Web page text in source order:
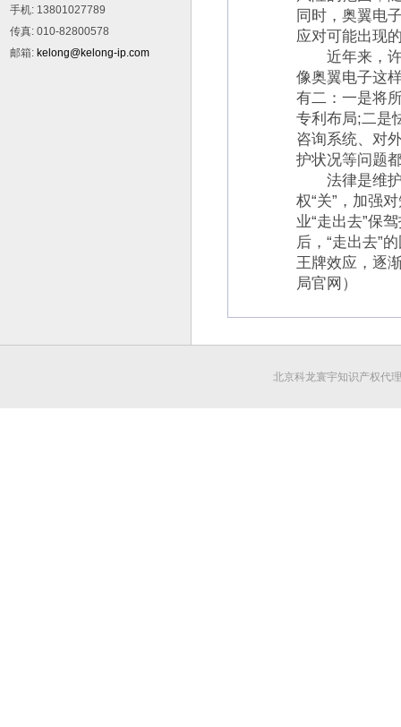
手机: 13801027789
传真: 010-82800578
邮箱: kelong@kelong-ip.com
同时，奥翼电
应对可能出现
近年来，许
像奥翼电子这
有二：一是将
专利布局;二是
咨询系统、对
护状况等问题
法律是维护
权“关”，加强
业“走出去”保
后，“走出去”
王牌效应，逐
局官网）
北京科龙寰宇知识产权代